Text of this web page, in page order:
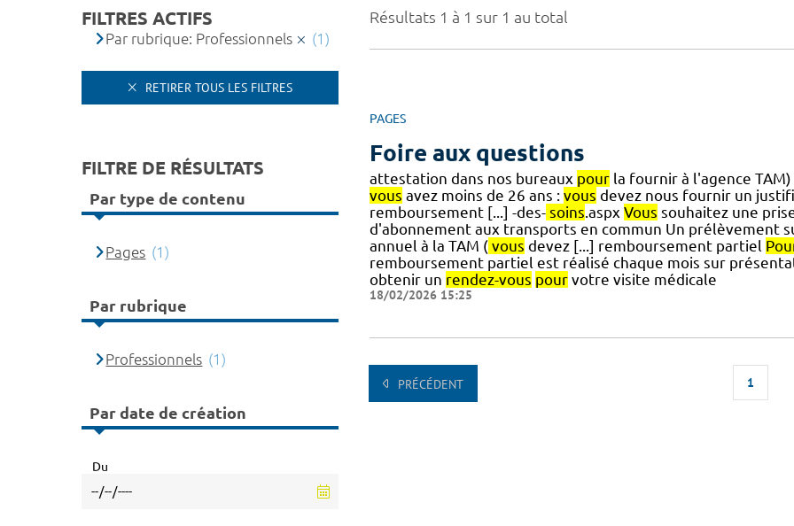
Résultats 1 à 1 sur 1 au total
PAGES
Foire aux questions
attestation dans nos bureaux pourla fournir à l'agence TAM)
vous avez moins de 26 ans : vous devez nous fournir un
remboursement [...] -des- soins.aspx Vous souhaitez une
d'abonnement aux transports en commun Un prélèvement
annuel à la TAM ( vous devez [...] remboursement partiel
remboursement partiel est réalisé chaque mois sur
obtenir un rendez-vous pourvotre visite médicale
18/02/2026 15:25
PRÉCÉDENT 1
FILTRES ACTIFS
Par rubrique: Professionnels (1)
RETIRER TOUS LES FILTRES
FILTRE DE RÉSULTATS
Par type de contenu
Pages (1)
Par rubrique
Professionnels (1)
Par date de création
Du